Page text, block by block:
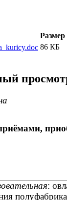
Размер
86 КБ
: